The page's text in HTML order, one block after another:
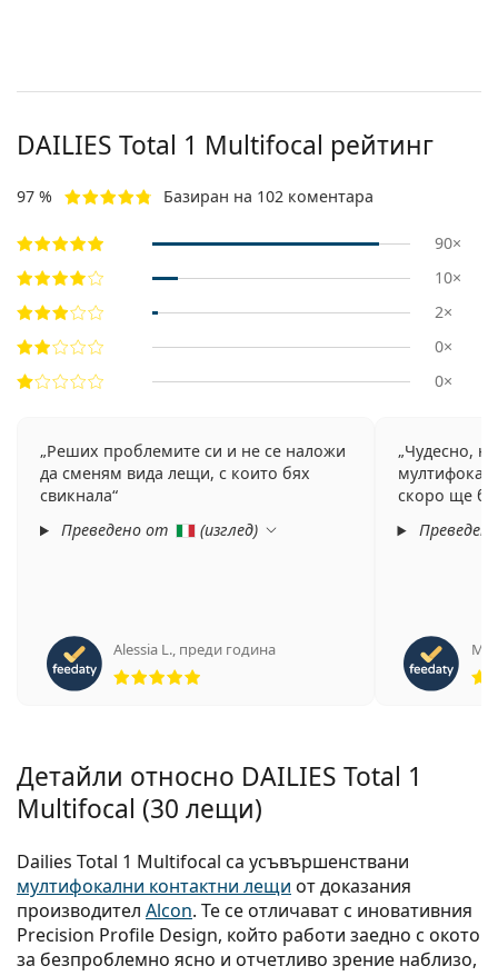
DAILIES Total 1 Multifocal рейтинг
97 % Базиран на 102 коментара
90×
10×
2×
0×
0×
Реших проблемите си и не се наложи
да сменям вида лещи, с които бях
свикнала
Преведено от
(изглед)
Alessia L., преди година
Рейтинг 5 от 5
Чудесно,
скоро ще
Детайли относно DAILIES Total 1
Multifocal (30 лещи)
Dailies Total 1 Multifocal са усъвършенствани
мултифокални контактни лещи от доказания
производител Alcon. Те се отличават с иновативния
Precision Profile Design, който работи заедно с окото
за безпроблемно ясно и отчетливо зрение наблизо,